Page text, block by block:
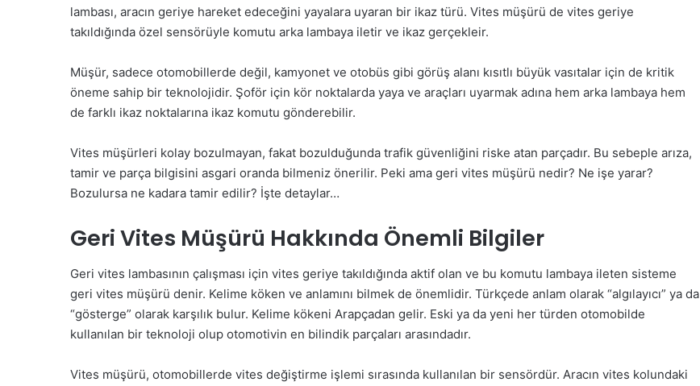
lambası, aracın geriye hareket edeceğini yayalara uyaran bir ikaz türü. Vites müşürü de vites geriye
takıldığında özel sensörüyle komutu arka lambaya iletir ve ikaz gerçekleir.
Müşür, sadece otomobillerde değil, kamyonet ve otobüs gibi görüş alanı kısıtlı büyük vasıtalar için de kritik
öneme sahip bir teknolojidir. Şoför için kör noktalarda yaya ve araçları uyarmak adına hem arka lambaya hem
de farklı ikaz noktalarına ikaz komutu gönderebilir.
Vites müşürleri kolay bozulmayan, fakat bozulduğunda trafik güvenliğini riske atan parçadır. Bu sebeple arıza,
tamir ve parça bilgisini asgari oranda bilmeniz önerilir. Peki ama geri vites müşürü nedir? Ne işe yarar?
Bozulursa ne kadara tamir edilir? İşte detaylar…
Geri Vites Müşürü Hakkında Önemli Bilgiler
Geri vites lambasının çalışması için vites geriye takıldığında aktif olan ve bu komutu lambaya ileten sisteme
geri vites müşürü denir. Kelime köken ve anlamını bilmek de önemlidir. Türkçede anlam olarak “algılayıcı” ya da
“gösterge” olarak karşılık bulur. Kelime kökeni Arapçadan gelir. Eski ya da yeni her türden otomobilde
kullanılan bir teknoloji olup otomotivin en bilindik parçaları arasındadır.
Vites müşürü, otomobillerde vites değiştirme işlemi sırasında kullanılan bir sensördür. Aracın vites kolundaki